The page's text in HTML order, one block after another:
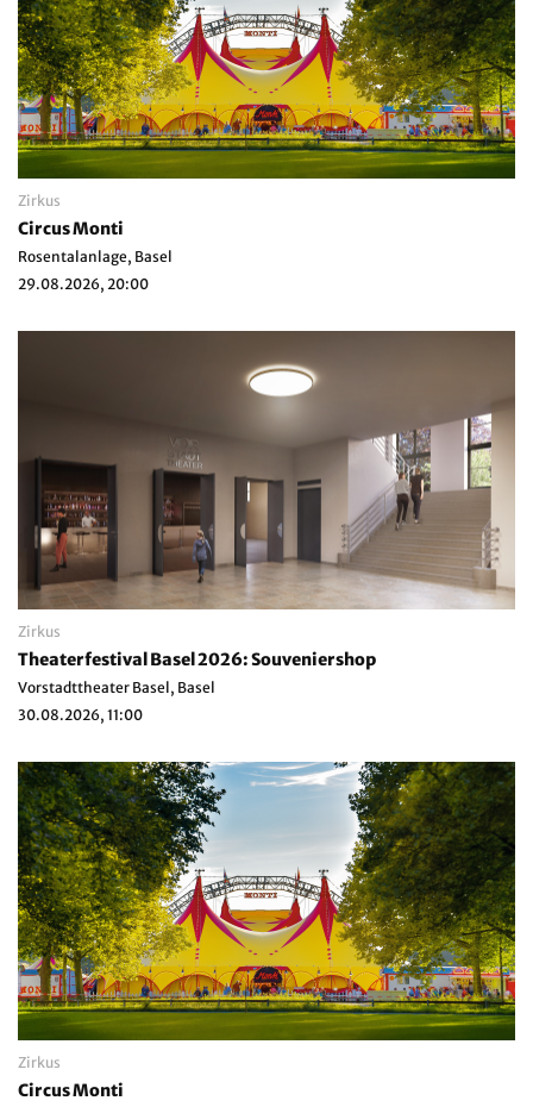
Zirkus
Circus Monti
Rosentalanlage, Basel
29.08.2026, 20:00
Zirkus
Theaterfestival Basel 2026: Souveniershop
Vorstadttheater Basel, Basel
30.08.2026, 11:00
Zirkus
Circus Monti